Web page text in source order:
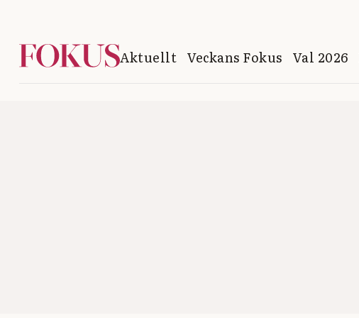
Aktuellt Veckans Fokus Val 2026